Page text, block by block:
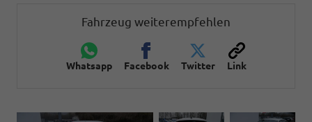
Fahrzeug weiterempfehlen
Whatsapp Facebook Twitter Link